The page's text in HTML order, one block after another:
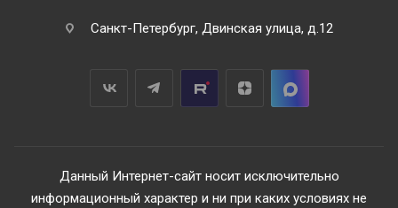
Санкт-Петербург, Двинская улица, д.12
Данный Интернет-сайт носит исключительно
информационный характер и ни при каких условиях не